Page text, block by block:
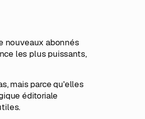
nouveaux abonnés
les plus puissants,
mais parce qu'elles
éditoriale